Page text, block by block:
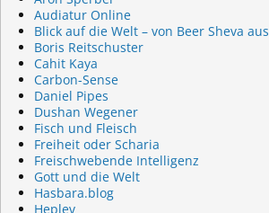
Audiatur Online
Blick auf die Welt – von Beer Sheva aus
Boris Reitschuster
Cahit Kaya
Carbon-Sense
Daniel Pipes
Dushan Wegener
Fisch und Fleisch
Freiheit oder Scharia
Freischwebende Intelligenz
Gott und die Welt
Hasbara.blog
Heplev